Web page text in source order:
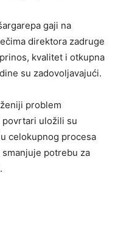
gaji na
direktora zadruge
kvalitet i otkupna
su zadovoljavajući.
problem
povrtari uložili su
celokupnog procesa
potrebu za